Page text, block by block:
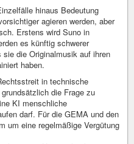
hinaus Bedeutung
agieren werden, aber
Erstens wird Suno in
es künftig schwerer
die Originalmusik auf ihren
haben.
in technische
die Frage zu
KI menschliche
darf. Für die GEMA und den
um eine regelmäßige Vergütung